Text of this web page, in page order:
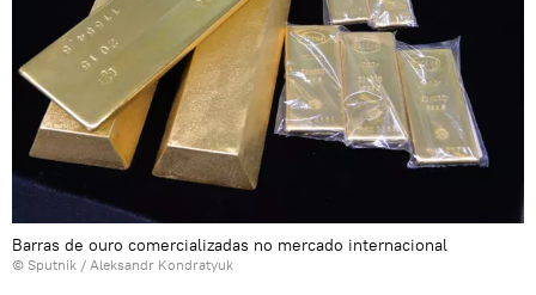
Barras de ouro comercializadas no mercado internacional
© Sputnik / Aleksandr Kondratyuk